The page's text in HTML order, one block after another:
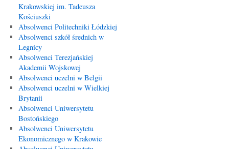
Krakowskiej im. Tadeusza
Kościuszki
Absolwenci Politechniki Łódzkiej
Absolwenci szkół średnich w
Legnicy
Absolwenci Terezjańskiej
Akademii Wojskowej
Absolwenci uczelni w Belgii
Absolwenci uczelni w Wielkiej
Brytanii
Absolwenci Uniwersytetu
Bostońskiego
Absolwenci Uniwersytetu
Ekonomicznego w Krakowie